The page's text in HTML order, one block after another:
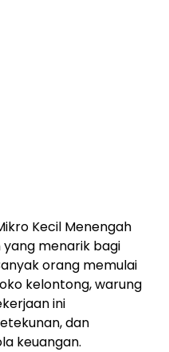
Kecil Menengah
yang menarik bagi
orang memulai
kelontong, warung
ini
dan
keuangan.